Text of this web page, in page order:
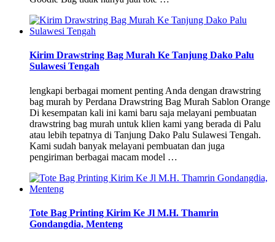
Kirim Drawstring Bag Murah Ke Tanjung Dako Palu
Sulawesi Tengah
lengkapi berbagai moment penting Anda dengan drawstring
bag murah by Perdana Drawstring Bag Murah Sablon Orange
Di kesempatan kali ini kami baru saja melayani pembuatan
drawstring bag murah untuk klien kami yang berada di Palu
atau lebih tepatnya di Tanjung Dako Palu Sulawesi Tengah.
Kami sudah banyak melayani pembuatan dan juga
pengiriman berbagai macam model …
Tote Bag Printing Kirim Ke Jl M.H. Thamrin
Gondangdia, Menteng